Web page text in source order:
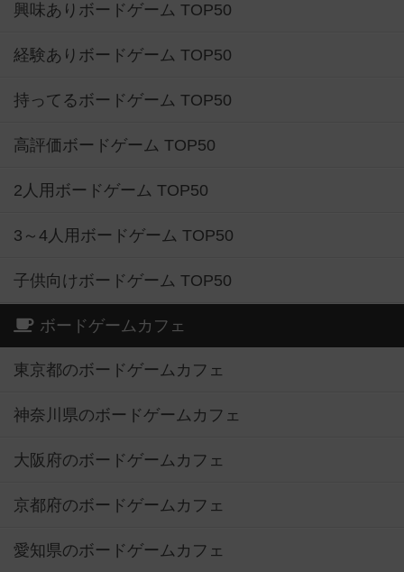
興味ありボードゲーム TOP50
経験ありボードゲーム TOP50
持ってるボードゲーム TOP50
高評価ボードゲーム TOP50
2人用ボードゲーム TOP50
3～4人用ボードゲーム TOP50
子供向けボードゲーム TOP50
ボードゲームカフェ
東京都のボードゲームカフェ
神奈川県のボードゲームカフェ
大阪府のボードゲームカフェ
京都府のボードゲームカフェ
愛知県のボードゲームカフェ